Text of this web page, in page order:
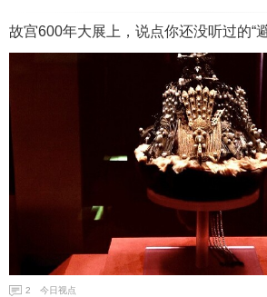
故宫600年大展上，说点你还没听过的“
2 今日视点